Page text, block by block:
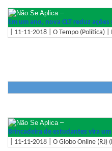
–
Em um ano, nova CLT reduz
| 11-11-2018 | O Tempo (Política) |
–
Brincadeira de estudantes vira
| 11-11-2018 | O Globo Online (RJ)